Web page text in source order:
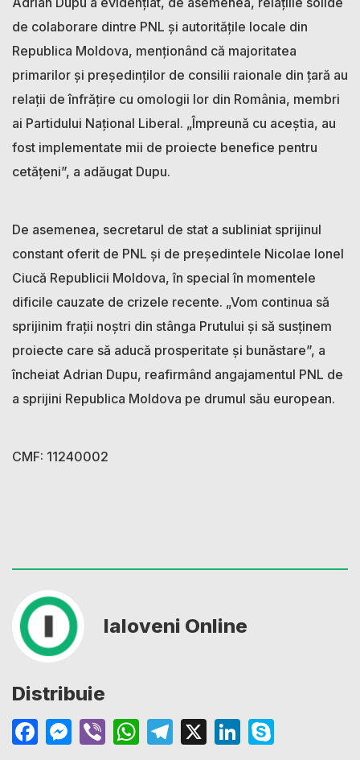
de colaborare dintre PNL și autoritățile locale din
Republica Moldova, menționând că majoritatea
primarilor și președinților de consilii raionale din țară au
relații de înfrățire cu omologii lor din România, membri
ai Partidului Național Liberal. „Împreună cu aceștia, au
fost implementate mii de proiecte benefice pentru
cetățeni”, a adăugat Dupu.
De asemenea, secretarul de stat a subliniat sprijinul
constant oferit de PNL și de președintele Nicolae Ionel
Ciucă Republicii Moldova, în special în momentele
dificile cauzate de crizele recente. „Vom continua să
sprijinim frații noștri din stânga Prutului și să susținem
proiecte care să aducă prosperitate și bunăstare”, a
încheiat Adrian Dupu, reafirmând angajamentul PNL de
a sprijini Republica Moldova pe drumul său european.
CMF: 11240002
Ialoveni Online
Distribuie
Facebook
Messenger
ViberWhatsApp
Telegram
X LinkedIn